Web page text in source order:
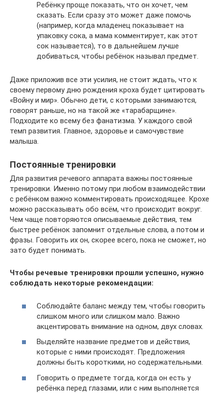
Ребёнку проще показать, что он хочет, чем
сказать. Если сразу это может даже помочь
(например, когда младенец показывает на
упаковку сока, а мама комментирует, как этот
сок называется), то в дальнейшем лучше
добиваться, чтобы ребёнок называл предмет.
Даже приложив все эти усилия, не стоит ждать, что к
своему первому дню рождения кроха будет цитировать
«Войну и мир». Обычно дети, с которыми занимаются,
говорят раньше, но на такой же «тарабарщине».
Подходите ко всему без фанатизма. У каждого свой
темп развития. Главное, здоровье и самочувствие
малыша.
Постоянные тренировки
Для развития речевого аппарата важны постоянные
тренировки. Именно потому при любом взаимодействии
с ребёнком важно комментировать происходящее. Крохе
можно рассказывать обо всём, что происходит вокруг.
Чем чаще повторяются описываемые действия, тем
быстрее ребёнок запомнит отдельные слова, а потом и
фразы. Говорить их он, скорее всего, пока не сможет, но
зато будет понимать.
Чтобы речевые тренировки прошли успешно, нужно
соблюдать некоторые рекомендации:
Соблюдайте баланс между тем, чтобы говорить
слишком много или слишком мало. Важно
акцентировать внимание на одном, двух словах.
Выделяйте название предметов и действия,
которые с ними происходят. Предложения
должны быть короткими, но содержательными.
Говорить о предмете тогда, когда он есть у
ребёнка перед глазами, или с ним выполняется